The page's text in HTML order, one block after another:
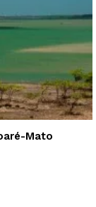
Mato